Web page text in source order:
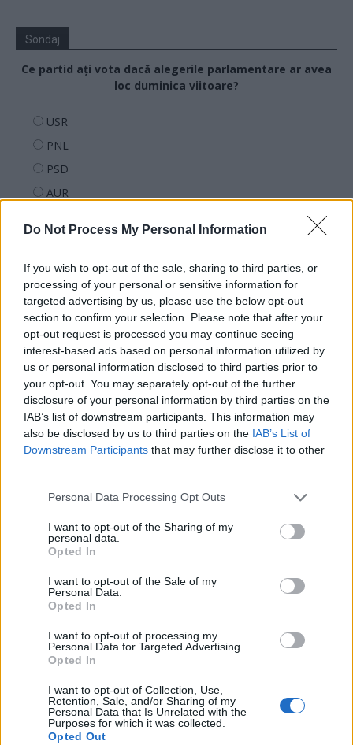
Do Not Process My Personal Information
If you wish to opt-out of the sale, sharing to third parties, or
processing of your personal or sensitive information for
targeted advertising by us, please use the below opt-out
section to confirm your selection. Please note that after your
opt-out request is processed you may continue seeing
interest-based ads based on personal information utilized by
us or personal information disclosed to third parties prior to
your opt-out. You may separately opt-out of the further
disclosure of your personal information by third parties on the
IAB’s list of downstream participants. This information may
also be disclosed by us to third parties on the IAB’s List of
Downstream Participants that may further disclose it to other
Personal Data Processing Opt Outs
I want to opt-out of the Sharing of my
personal data.
Opted In
I want to opt-out of the Sale of my
Personal Data.
Opted In
I want to opt-out of processing my
Personal Data for Targeted Advertising.
Opted In
I want to opt-out of Collection, Use,
Retention, Sale, and/or Sharing of my
Personal Data that Is Unrelated with the
Purposes for which it was collected.
Opted Out
Sondaj
Ce partid ați vota dacă alegerile parlamentare ar avea
loc duminica viitoare?
USR
PNL
PSD
AUR
Forța Dreptei (L. Orban)
PNȚMM
REPER
SENS
SOS (Șoșoacă)
POT (Gavrilă)
PACE (Peia)
Acțiunea Conservatoare (Târziu)
PDF (Lazarus)
PUSL (D. Voiculescu)
PNȚCD (Pavelescu)
PNCR (Terheș)
Partidul Patrioților (Surugiu)
România pe Primul Loc (Ponta)
Arhiva sondajelor